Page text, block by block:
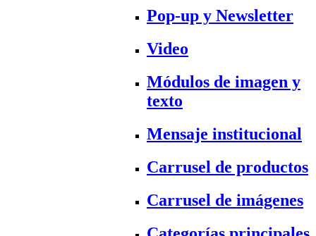
Pop-up y Newsletter
Video
Módulos de imagen y
texto
Mensaje institucional
Carrusel de productos
Carrusel de imágenes